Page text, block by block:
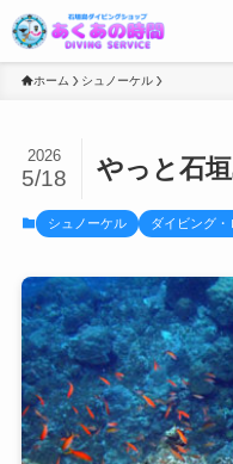
ホーム シュノーケル
やっと石
2026
5/18
シュノーケル ダイビング・